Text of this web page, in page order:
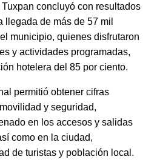
concluyó con resultados
llegada de más de 57 mil
municipio, quienes disfrutaron
y actividades programadas,
hotelera del 85 por ciento.
permitió obtener cifras
y seguridad,
en los accesos y salidas
como en la ciudad,
de turistas y población local.